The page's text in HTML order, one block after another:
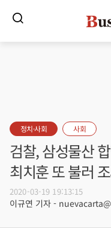
정치·사회 사회
검찰, 삼성물산
최치훈 또 불러
2020-03-19 19:13:15
이규연 기자 -